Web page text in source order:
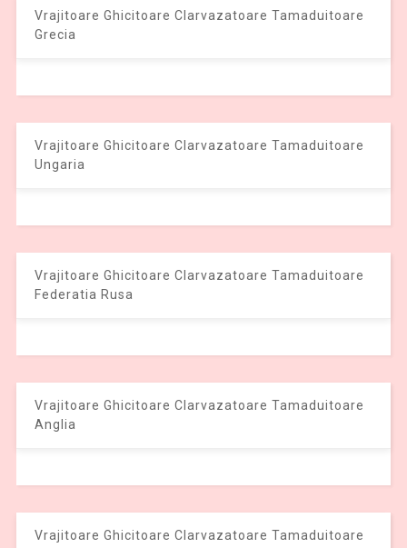
Vrajitoare Ghicitoare Clarvazatoare Tamaduitoare
Grecia
Vrajitoare Ghicitoare Clarvazatoare Tamaduitoare
Ungaria
Vrajitoare Ghicitoare Clarvazatoare Tamaduitoare
Federatia Rusa
Vrajitoare Ghicitoare Clarvazatoare Tamaduitoare
Anglia
Vrajitoare Ghicitoare Clarvazatoare Tamaduitoare